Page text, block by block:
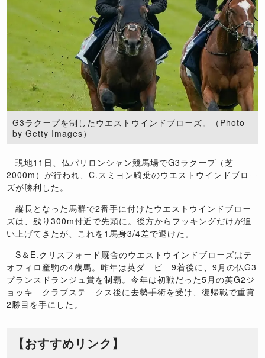
G3ラクープを制したウエストウインドブローズ。（Photo
by Getty Images）
現地11日、仏パリロンシャン競馬場でG3ラクープ（芝
2000m）が行われ、C.スミヨン騎乗のウエストウインドブロー
ズが勝利した。
縦長となった馬群で2番手に付けたウエストウインドブロー
ズは、残り300m付近で先頭に。後方からフッキングだけが追
い上げてきたが、これを1馬身3/4差で退けた。
S＆E.クリスフォード厩舎のウエストウインドブローズはテ
オフィロ産駒の4歳馬。昨年は英ダービー9着後に、9月の仏G3
プランスドランジュ賞を制覇。今年は初戦だった5月の英G2ジ
ョッキークラブステークス後に去勢手術を受け、復帰戦で重賞
2勝目を手にした。
【おすすめリンク】